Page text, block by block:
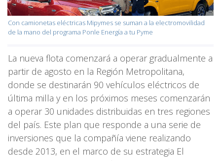
Con camionetas eléctricas Mipymes se suman a la electromovilidad
de la mano del programa Ponle Energía a tu Pyme
La nueva flota comenzará a operar gradualmente a
partir de agosto en la Región Metropolitana,
donde se destinarán 90 vehículos eléctricos de
última milla y en los próximos meses comenzarán
a operar 30 unidades distribuidas en tres regiones
del país. Este plan que responde a una serie de
inversiones que la compañía viene realizando
desde 2013, en el marco de su estrategia El